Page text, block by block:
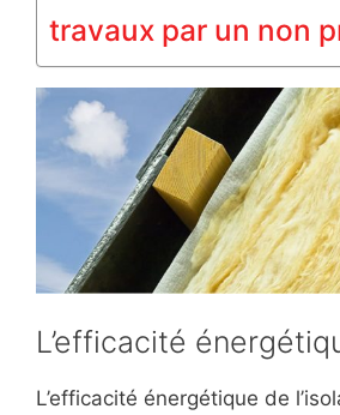
travaux par un non
L’efficacité
L’efficacité énergétique de